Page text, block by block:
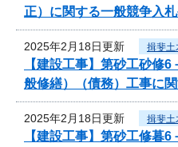
正）に関する一般競争入
2025年2月18日更新 揖斐土
【建設工事】第砂工砂修
般修繕）（債務）工事に
2025年2月18日更新 揖斐土
【建設工事】第砂工修暮